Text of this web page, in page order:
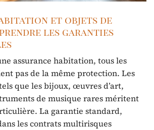
et objets de
les garanties
assurance habitation, tous les
pas de la même protection. Les
que les bijoux, œuvres d’art,
de musique rares méritent
La garantie standard,
les contrats multirisques